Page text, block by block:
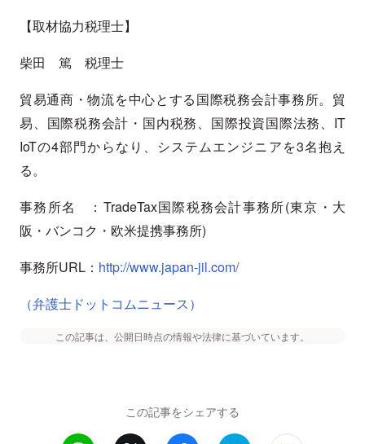
【取材協力税理士】
柴田 篤 税理士
貿易通商・物流を中心とする国際税務会計事務所。貿
易、国際税務会計・国内税務、国際投資国際法務、IT
IoTの4部門からなり、システムエンジニアを3名抱え
る。
事務所名 ：TradeTax国際税務会計事務所(東京・大
阪・バンコク・欧米提携事務所)
事務所URL： http://www.japan-jil.com/
（弁護士ドットコムニュース）
この記事は、公開日時点の情報や法律に基づいています。
この記事をシェアする